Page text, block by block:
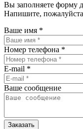
Вы заполняете форму
Напишите,
Ваше имя *
Номер телефона *
E-mail *
Ваше сообщение